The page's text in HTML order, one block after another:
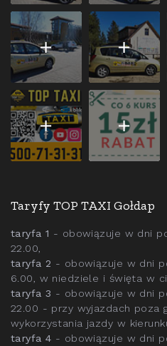
Taryfy TOP TAXI Gołdap
taryfa 1 - obowiązuje w dni
22.00,
taryfa 2 - obowiązuje w dni
6.00, w niedziele i święta w
taryfa 3 - obowiązuje w dni
22.00 - przy wyjazdach poza
wykorzystania jazdy w
taryfa 4 - obowiązuje w dni